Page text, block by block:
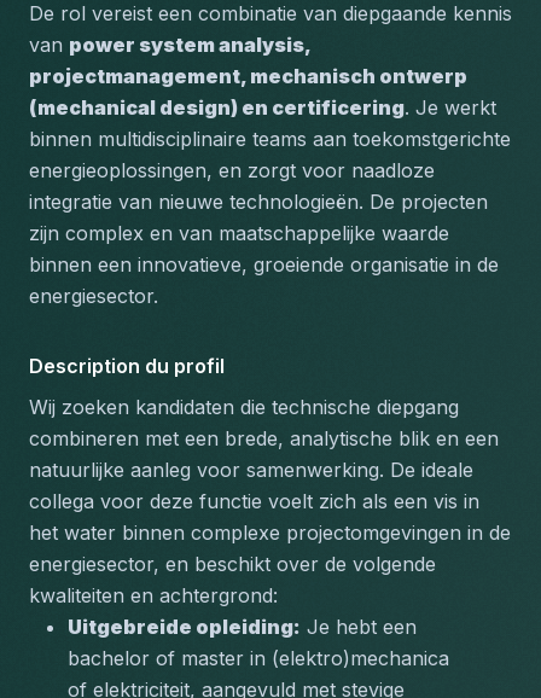
De rol vereist een combinatie van diepgaande kennis
van power system analysis,
(mechanical design) en certificering. Je werkt
binnen multidisciplinaire teams aan toekomstgerichte
energieoplossingen, en zorgt voor naadloze
integratie van nieuwe technologieën. De projecten
zijn complex en van maatschappelijke waarde
binnen een innovatieve, groeiende organisatie in de
energiesector.
Description du profil
Wij zoeken kandidaten die technische diepgang
combineren met een brede, analytische blik en een
natuurlijke aanleg voor samenwerking. De ideale
collega voor deze functie voelt zich als een vis in
het water binnen complexe projectomgevingen in de
energiesector, en beschikt over de volgende
kwaliteiten en achtergrond:
Uitgebreide opleiding: Je hebt een
bachelor of master in (elektro)mechanica
of elektriciteit, aangevuld met stevige